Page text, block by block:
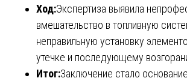
Ход:Экспертиза выявила
вмешательство в топливную
неправильную установку
утечке и последующему
Итог:Заключение стало